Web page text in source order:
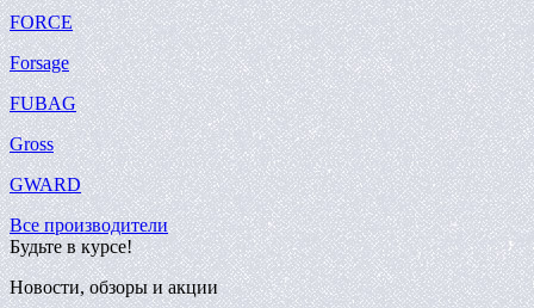
FORCE
Forsage
FUBAG
Gross
GWARD
Все производители
Будьте в курсе!
Новости, обзоры и акции